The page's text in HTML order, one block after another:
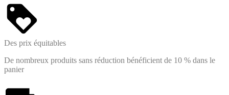
Des prix équitables
De nombreux produits sans réduction bénéficient de 10 % dans le
panier